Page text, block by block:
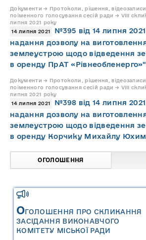
Документи → Протоколи, рішення,
поіменного голосування сесій ради → VIII
липня 2021 року
14 липня 2021
№395 від 14 липня
надання дозволу на
землеустрою щодо відведення
в оренду ПрАТ «Рівнеобленерго»"
Документи → Протоколи, рішення,
поіменного голосування сесій ради → VIII
липня 2021 року
14 липня 2021
№398 від 14 липня
надання дозволу на
землеустрою щодо відведення
в оренду Корчику Михайлу
ОГОЛОШЕННЯ
ОГОЛОШЕННЯ ПРО СКЛИКАННЯ
ЗАСІДАННЯ ВИКОНАВЧОГО
КОМІТЕТУ МІСЬКОЇ РАДИ